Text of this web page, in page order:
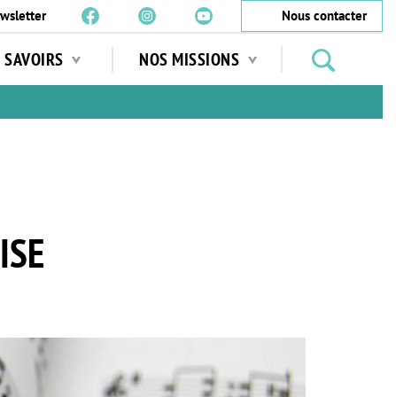
Nous contacter
SAVOIRS NOS MISSIONS
jardins